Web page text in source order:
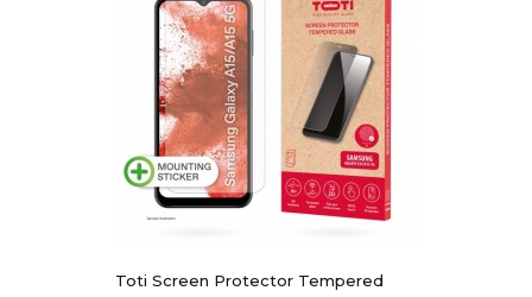
Toti Screen Protector Tempered